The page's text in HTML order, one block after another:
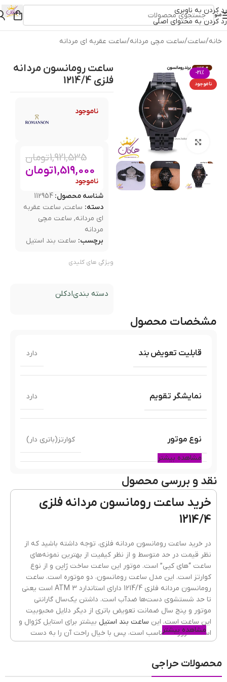
رد کردن به ناوبری
رد کردن به محتوای اصلی
منو
خانه/ساعت/ساعت مچی مردانه/ساعت عقربه ای مردانه
-21%
ناموجود
بزرگنمایی تصویر
ساعت رومانسون مردانه
فلزی 1214/4
ناموجود
1,921,535تومان
1,519,000تومان
ناموجود
شناسه محصول: 112954
دسته: ساعت, ساعت عقربه
ای مردانه, ساعت مچی
مردانه
برچسب: ساعت بند استیل
ویژگی های کلیدی
دسته بندیادکلن
مشخصات محصول
قابلیت تعویض بند دارد
نمایشگر تقویم دارد
نوع موتور کوارتز(باتری دار)
رنگ قاب
جنس قاب
رنگ بند مشکی
جنسیت ساعت مردانه
مشاهده بیشتر
نقد و بررسی محصول
خرید ساعت رومانسون مردانه فلزی
1214/4
در خرید ساعت رومانسون مردانه فلزی، توجه داشته باشید که از
نظر قیمت در حد متوسط و از نظر کیفیت از بهترین نمونه‌های
ساعت “های کپی” است. موتور این ساعت ساخت ژاپن و از نوع
کوارتز است. این مدل ساعت رومانسون، دو موتوره است. ساعت
رومانسون مردانه فلزی 1214/4 دارای استاندارد 3 ATM است یعنی
تا حد شستشوی دست‌ها ضدآب است. داشتن یک‌سال گارانتی
موتور و پنج سال ضمانت تعویض باتری از دیگر دلایل محبوبیت
این ساعت است. این ساعت بند استیل بیشتر برای استایل کژوال و
استفاده روزانه مناسب است، پس با خیال راحت آن را به دست
بیندازید و به مهمانی، خرید یا دانشگاه بروید.
مشاهده بیشتر
محصولات حراجی